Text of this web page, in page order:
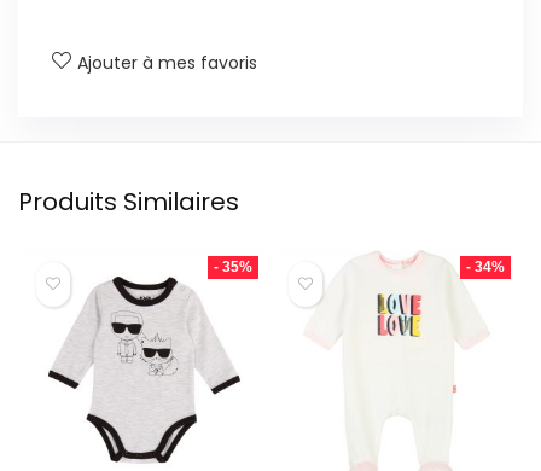
Ajouter à mes favoris
Produits Similaires
- 35% - 34%